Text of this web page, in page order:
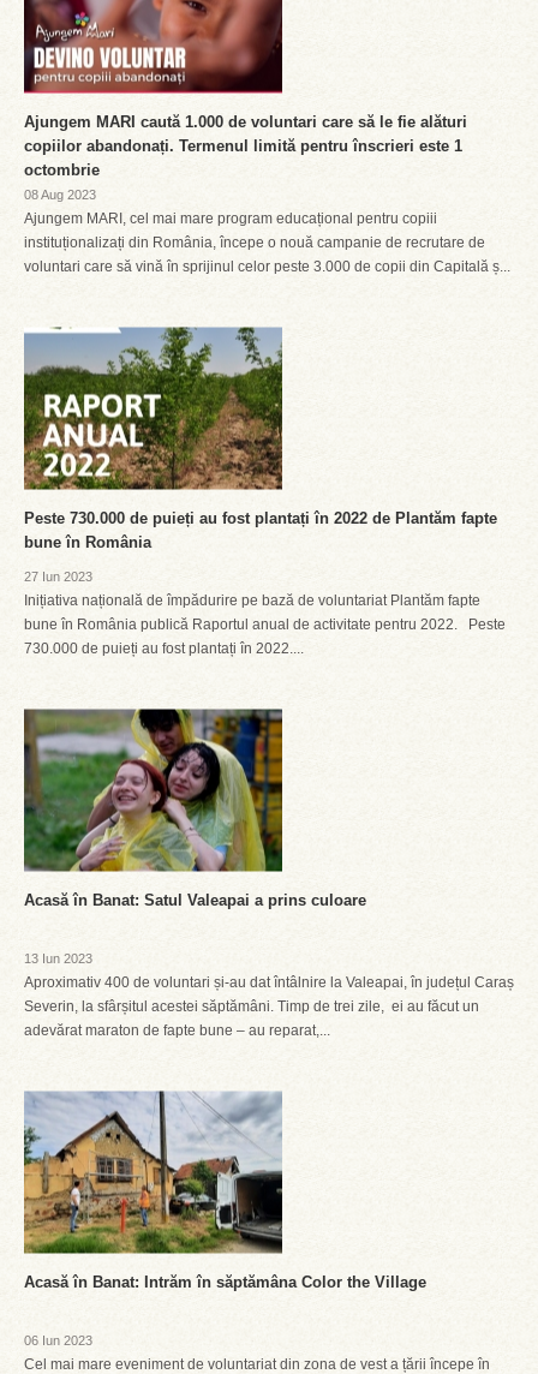
Ajungem MARI caută 1.000 de voluntari care să le fie alături
copiilor abandonați. Termenul limită pentru înscrieri este 1
octombrie
08 Aug 2023
Ajungem MARI, cel mai mare program educațional pentru copiii
instituționalizați din România, începe o nouă campanie de recrutare de
voluntari care să vină în sprijinul celor peste 3.000 de copii din Capitală ș...
Peste 730.000 de puieți au fost plantați în 2022 de Plantăm fapte
bune în România
27 Iun 2023
Inițiativa națională de împădurire pe bază de voluntariat Plantăm fapte
bune în România publică Raportul anual de activitate pentru 2022. Peste
730.000 de puieți au fost plantați în 2022....
Acasă în Banat: Satul Valeapai a prins culoare
13 Iun 2023
Aproximativ 400 de voluntari și-au dat întâlnire la Valeapai, în județul Caraș
Severin, la sfârșitul acestei săptămâni. Timp de trei zile, ei au făcut un
adevărat maraton de fapte bune – au reparat,...
Acasă în Banat: Intrăm în săptămâna Color the Village
06 Iun 2023
Cel mai mare eveniment de voluntariat din zona de vest a țării începe în